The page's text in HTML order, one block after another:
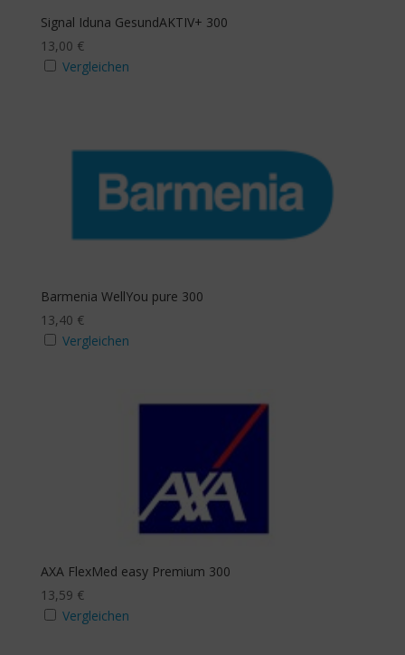
Signal Iduna GesundAKTIV+ 300
13,00 €
Vergleichen
Barmenia WellYou pure 300
13,40 €
Vergleichen
AXA FlexMed easy Premium 300
13,59 €
Vergleichen